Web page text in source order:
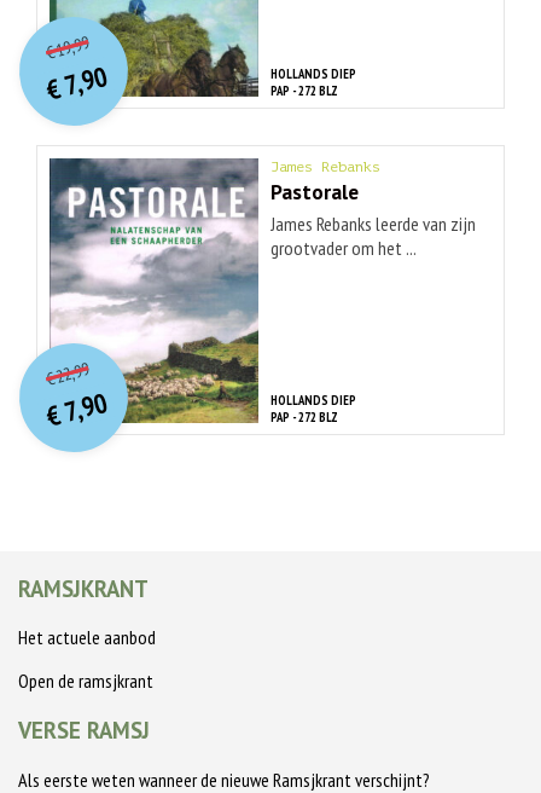
HOLLANDS DIEP
PAP - 272 BLZ
€19,99O
orspr
onkelijke
prijs
was:
€ 19,99.
€7,90
Huidige
prijs
is:
€ 7,90.
James Rebanks
Pastorale
James Rebanks leerde van zijn
grootvader om het ...
HOLLANDS DIEP
PAP - 272 BLZ
€22,99O
orspr
onkelijke
prijs
was:
€ 22,99.
€7,90
Huidige
prijs
is:
€ 7,90.
RAMSJKRANT
Het actuele aanbod
Open de ramsjkrant
VERSE RAMSJ
Als eerste weten wanneer de nieuwe Ramsjkrant verschijnt?